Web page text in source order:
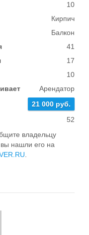
10
Кирпич
Балкон
41
17
10
Арендатор
21 000 руб.
52
владельцу
нашли его на